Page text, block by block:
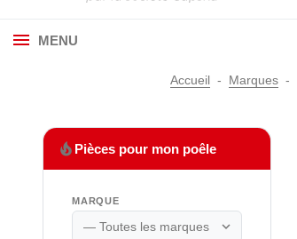
MENU
Accueil Marques
local_fire_department Pièces pour mon poêle
MARQUE
expand_more